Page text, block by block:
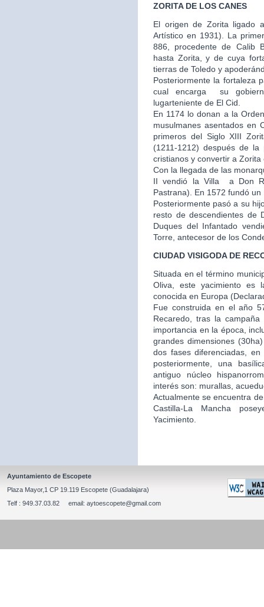
ZORITA DE LOS CANES
El origen de Zorita ligado
Artístico en 1931). La
886, procedente de Calib
hasta Zorita, y de cuya
tierras de Toledo y
Posteriormente la fortaleza
cual encarga su
lugarteniente de El Cid.
En 1174 lo donan a la
musulmanes asentados en
primeros del Siglo XIII
(1211-1212) después de
cristianos y convertir a
Con la llegada de las
II vendió la Villa a Don
Pastrana). En 1572 fundó
Posteriormente pasó a su
resto de descendientes de
Duques del Infantado
Torre, antecesor de los
CIUDAD VISIGODA DE
Situada en el término
Oliva, este yacimiento es
conocida en Europa
Fue construida en el año
Recaredo, tras la
importancia en la época,
grandes dimensiones
dos fases diferenciadas,
posteriormente, una
antiguo núcleo
interés son: murallas,
Actualmente se encuentra
Castilla-La Mancha
Yacimiento.
Ayuntamiento de Escopete
Plaza Mayor,1 CP 19.119 Escopete (Guadalajara)
Telf : 949.37.03.82 email: aytoescopete@gmail.com